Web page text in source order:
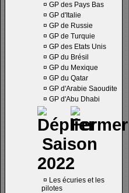
¤ GP des Pays Bas
¤ GP d'Italie
¤ GP de Russie
¤ GP de Turquie
¤ GP des Etats Unis
¤ GP du Brésil
¤ GP du Mexique
¤ GP du Qatar
¤ GP d'Arabie Saoudite
¤ GP d'Abu Dhabi
Saison
2022
¤ Les écuries et les
pilotes